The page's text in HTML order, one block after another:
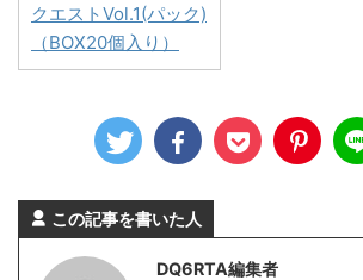
クエストVol.1(パック)
（BOX20個入り）
この記事を書いた人
DQ6RTA編集者